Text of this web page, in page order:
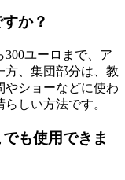
か？
ユーロまで、ア
方、集団部分は、教
やショーなどに使わ
しい方法です。
も使用できま